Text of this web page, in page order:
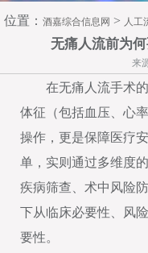
位置： 酒嘉综合信息网 > 人工
无痛人流前为
来
在无痛人流手术
体征（包括血压、心
操作，更是保障医疗
单，实则通过多维度
疾病筛查、术中风险
下从临床必要性、风
要性。